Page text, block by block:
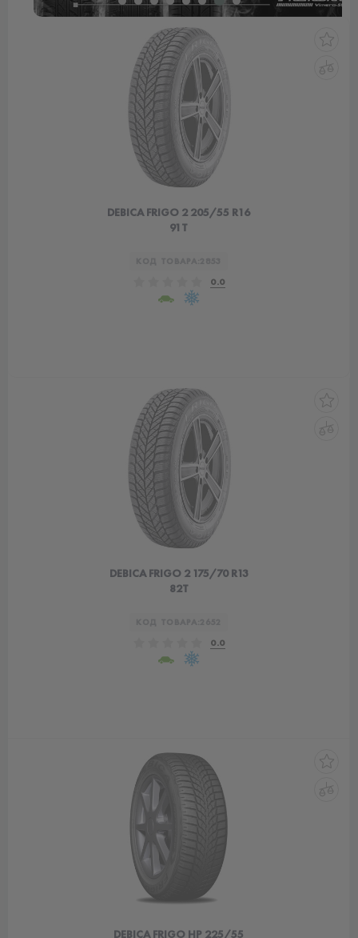
DEBICA FRIGO 2 205/55 R16
91T
0.0
DEBICA FRIGO 2 175/70 R13
82T
0.0
DEBICA FRIGO HP 225/55